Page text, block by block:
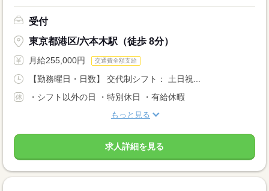
受付
東京都港区/六本木駅（徒歩 8分）
月給255,000円 交通費全額支給
【勤務曜日・日数】 交代制シフト： 土日祝...
・シフト以外の日 ・特別休日 ・有給休暇
もっと見る
求人詳細を見る